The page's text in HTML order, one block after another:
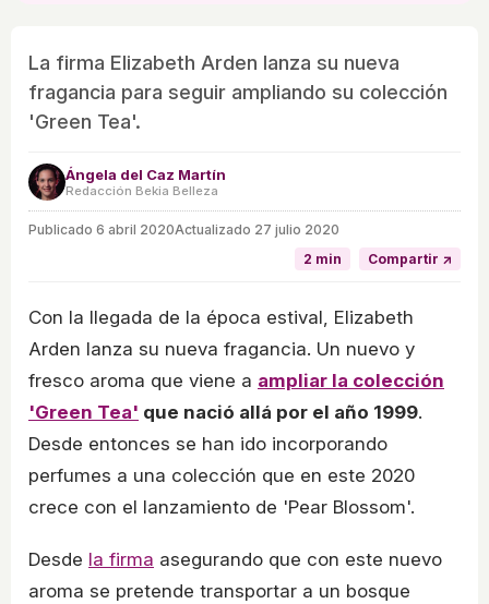
La firma Elizabeth Arden lanza su nueva
fragancia para seguir ampliando su colección
'Green Tea'.
Ángela del Caz Martín
Redacción Bekia Belleza
Publicado 6 abril 2020Actualizado 27 julio 2020
2 min
Compartir ↗
Con la llegada de la época estival, Elizabeth
Arden lanza su nueva fragancia. Un nuevo y
fresco aroma que viene a ampliar la colección
'Green Tea' que nació allá por el año 1999.
Desde entonces se han ido incorporando
perfumes a una colección que en este 2020
crece con el lanzamiento de 'Pear Blossom'.
Desde la firma asegurando que con este nuevo
aroma se pretende transportar a un bosque